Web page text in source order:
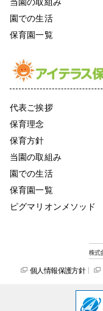
園での生活
保育園一覧
代表ご挨拶
保育理念
保育方針
当園の取組み
園での生活
保育園一覧
ピグマリオンメソッド
個人情報保護方針